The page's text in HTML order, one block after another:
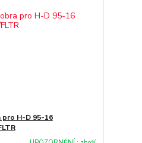
pro H-D 95-16